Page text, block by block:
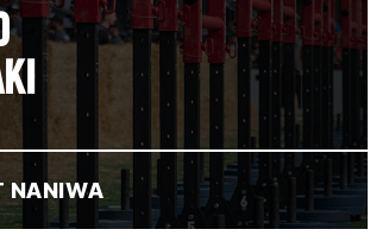
NANIWA